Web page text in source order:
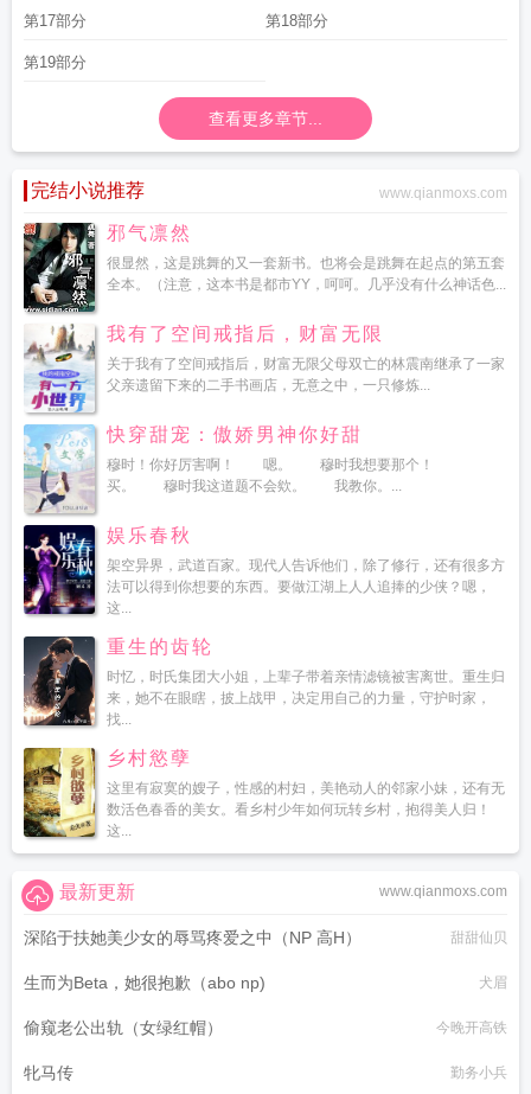
第17部分 第18部分
第19部分
查看更多章节...
完结小说推荐 www.qianmoxs.com
邪气凛然
很显然，这是跳舞的又一套新书。也将会是跳舞在起点的第五套
全本。（注意，这本书是都市YY，呵呵。几乎没有什么神话色...
我有了空间戒指后，财富无限
关于我有了空间戒指后，财富无限父母双亡的林震南继承了一家
父亲遗留下来的二手书画店，无意之中，一只修炼...
快穿甜宠：傲娇男神你好甜
穆时！你好厉害啊！ 嗯。 穆时我想要那个！
买。 穆时我这道题不会欸。 我教你。...
娱乐春秋
架空异界，武道百家。现代人告诉他们，除了修行，还有很多方
法可以得到你想要的东西。要做江湖上人人追捧的少侠？嗯，
这...
重生的齿轮
时忆，时氏集团大小姐，上辈子带着亲情滤镜被害离世。重生归
来，她不在眼瞎，披上战甲，决定用自己的力量，守护时家，
找...
乡村慾孽
这里有寂寞的嫂子，性感的村妇，美艳动人的邻家小妹，还有无
数活色春香的美女。看乡村少年如何玩转乡村，抱得美人归！
这...
www.qianmoxs.com
最新更新
深陷于扶她美少女的辱骂疼爱之中（NP 高H） 甜甜仙贝
生而为Beta，她很抱歉（abo np) 犬眉
偷窥老公出轨（女绿红帽） 今晚开高铁
牝马传 勤务小兵